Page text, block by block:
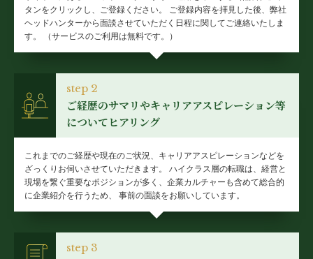
タンをクリックし、ご登録ください。
ご登録内容を拝見した後、弊社
ヘッドハンターから面談させていただく日程に関してご連絡いたしま
す。
（サービスのご利用は無料です。）
step 2
ご経歴のサマリやキャリアアスピレーション等
についてヒアリング
これまでのご経歴や現在のご状況、キャリアアスピレーションなどを
ざっくりお伺いさせていただきます。
ハイクラス層の転職は、経営と
現場を繋ぐ重要なポジションが多く、企業カルチャーも含めて総合的
に企業紹介を行うため、
事前の面談をお願いしています。
step 3